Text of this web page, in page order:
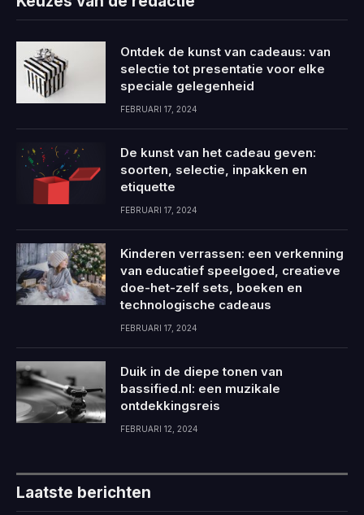
Ontdek de kunst van cadeaus: van
selectie tot presentatie voor elke
speciale gelegenheid
FEBRUARI 17, 2024
De kunst van het cadeau geven:
soorten, selectie, inpakken en
etiquette
FEBRUARI 17, 2024
Kinderen verrassen: een verkenning
van educatief speelgoed, creatieve
doe-het-zelf sets, boeken en
technologische cadeaus
FEBRUARI 17, 2024
Duik in de diepe tonen van
bassified.nl: een muzikale
ontdekkingsreis
FEBRUARI 12, 2024
Laatste berichten